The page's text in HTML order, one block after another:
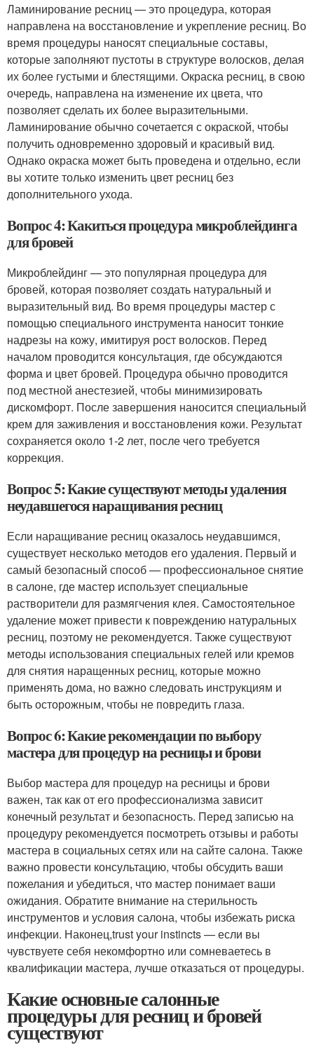
Ламинирование ресниц — это процедура, которая
направлена на восстановление и укрепление ресниц. Во
время процедуры наносят специальные составы,
которые заполняют пустоты в структуре волосков, делая
их более густыми и блестящими. Окраска ресниц, в свою
очередь, направлена на изменение их цвета, что
позволяет сделать их более выразительными.
Ламинирование обычно сочетается с окраской, чтобы
получить одновременно здоровый и красивый вид.
Однако окраска может быть проведена и отдельно, если
вы хотите только изменить цвет ресниц без
дополнительного ухода.
Вопрос 4: Какиться процедура микроблейдинга
для бровей
Микроблейдинг — это популярная процедура для
бровей, которая позволяет создать натуральный и
выразительный вид. Во время процедуры мастер с
помощью специального инструмента наносит тонкие
надрезы на кожу, имитируя рост волосков. Перед
началом проводится консультация, где обсуждаются
форма и цвет бровей. Процедура обычно проводится
под местной анестезией, чтобы минимизировать
дискомфорт. После завершения наносится специальный
крем для заживления и восстановления кожи. Результат
сохраняется около 1-2 лет, после чего требуется
коррекция.
Вопрос 5: Какие существуют методы удаления
неудавшегося наращивания ресниц
Если наращивание ресниц оказалось неудавшимся,
существует несколько методов его удаления. Первый и
самый безопасный способ — профессиональное снятие
в салоне, где мастер использует специальные
растворители для размягчения клея. Самостоятельное
удаление может привести к повреждению натуральных
ресниц, поэтому не рекомендуется. Также существуют
методы использования специальных гелей или кремов
для снятия наращенных ресниц, которые можно
применять дома, но важно следовать инструкциям и
быть осторожным, чтобы не повредить глаза.
Вопрос 6: Какие рекомендации по выбору
мастера для процедур на ресницы и брови
Выбор мастера для процедур на ресницы и брови
важен, так как от его профессионализма зависит
конечный результат и безопасность. Перед записью на
процедуру рекомендуется посмотреть отзывы и работы
мастера в социальных сетях или на сайте салона. Также
важно провести консультацию, чтобы обсудить ваши
пожелания и убедиться, что мастер понимает ваши
ожидания. Обратите внимание на стерильность
инструментов и условия салона, чтобы избежать риска
инфекции. Наконец,trust your instincts — если вы
чувствуете себя некомфортно или сомневаетесь в
квалификации мастера, лучше отказаться от процедуры.
Какие основные салонные
процедуры для ресниц и бровей
существуют